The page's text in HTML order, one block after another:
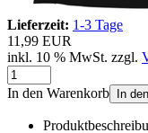
Lieferzeit: 1-3 Tage
11,99 EUR
inkl. 10 % MwSt. zzgl.
In den Warenkorb In